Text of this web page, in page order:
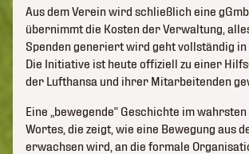
Aus dem Verein wird schließlich eine
übernimmt die Kosten der Verwaltung,
Spenden generiert wird geht vollständig in
Die Initiative ist heute offiziell zu einer
der Lufthansa und ihrer Mitarbeitenden
Eine „bewegende“ Geschichte im
Wortes, die zeigt, wie eine Bewegung aus
erwachsen wird, an die formale